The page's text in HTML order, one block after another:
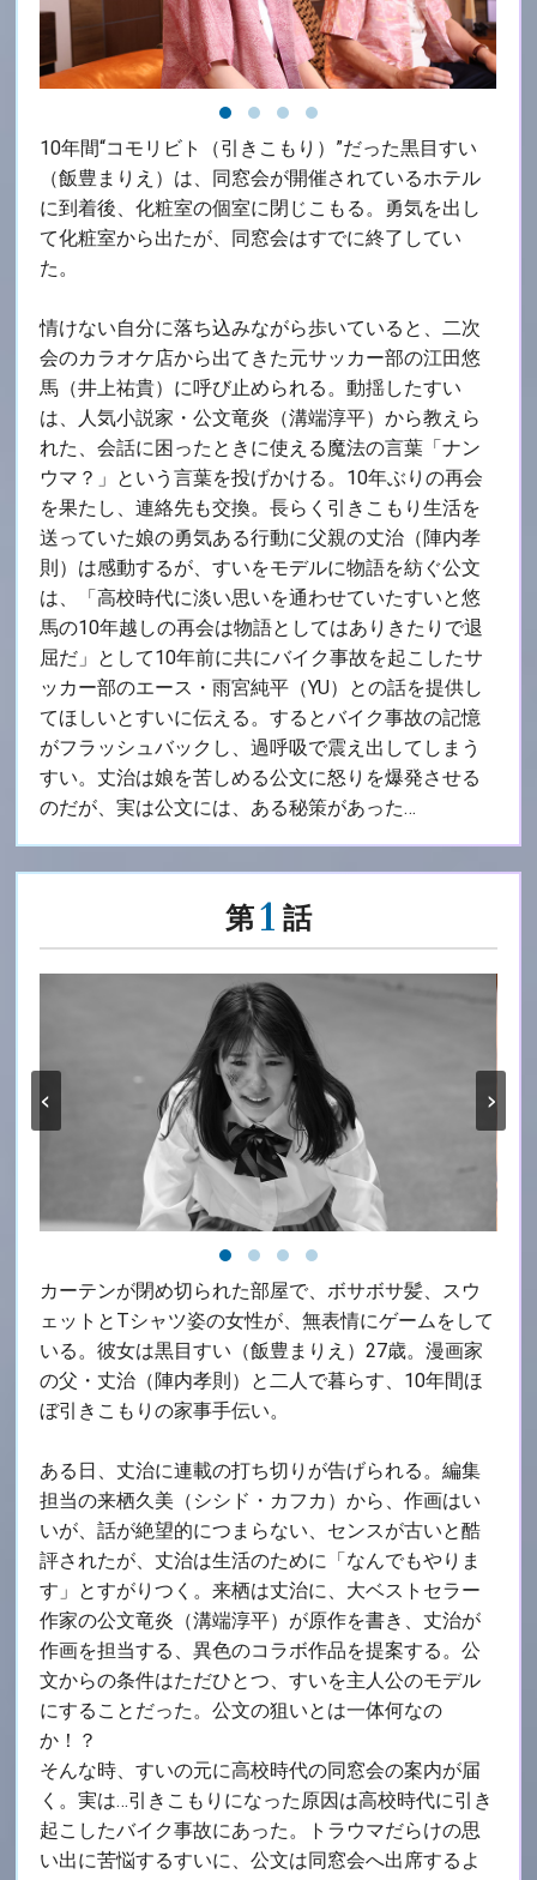
10年間“コモリビト（引きこもり）”だった黒目すい
（飯豊まりえ）は、同窓会が開催されているホテル
に到着後、化粧室の個室に閉じこもる。勇気を出し
て化粧室から出たが、同窓会はすでに終了してい
た。
情けない自分に落ち込みながら歩いていると、二次
会のカラオケ店から出てきた元サッカー部の江田悠
馬（井上祐貴）に呼び止められる。動揺したすい
は、人気小説家・公文竜炎（溝端淳平）から教えら
れた、会話に困ったときに使える魔法の言葉「ナン
ウマ？」という言葉を投げかける。10年ぶりの再会
を果たし、連絡先も交換。長らく引きこもり生活を
送っていた娘の勇気ある行動に父親の丈治（陣内孝
則）は感動するが、すいをモデルに物語を紡ぐ公文
は、「高校時代に淡い思いを通わせていたすいと悠
馬の10年越しの再会は物語としてはありきたりで退
屈だ」として10年前に共にバイク事故を起こしたサ
ッカー部のエース・雨宮純平（YU）との話を提供し
てほしいとすいに伝える。するとバイク事故の記憶
がフラッシュバックし、過呼吸で震え出してしまう
すい。丈治は娘を苦しめる公文に怒りを爆発させる
のだが、実は公文には、ある秘策があった…
第1 話
‹ ›
カーテンが閉め切られた部屋で、ボサボサ髪、スウ
ェットとTシャツ姿の女性が、無表情にゲームをして
いる。彼女は黒目すい（飯豊まりえ）27歳。漫画家
の父・丈治（陣内孝則）と二人で暮らす、10年間ほ
ぼ引きこもりの家事手伝い。
ある日、丈治に連載の打ち切りが告げられる。編集
担当の来栖久美（シシド・カフカ）から、作画はい
いが、話が絶望的につまらない、センスが古いと酷
評されたが、丈治は生活のために「なんでもやりま
す」とすがりつく。来栖は丈治に、大ベストセラー
作家の公文竜炎（溝端淳平）が原作を書き、丈治が
作画を担当する、異色のコラボ作品を提案する。公
文からの条件はただひとつ、すいを主人公のモデル
にすることだった。公文の狙いとは一体何なの
か！？
そんな時、すいの元に高校時代の同窓会の案内が届
く。実は…引きこもりになった原因は高校時代に引き
起こしたバイク事故にあった。トラウマだらけの思
い出に苦悩するすいに、公文は同窓会へ出席するよ